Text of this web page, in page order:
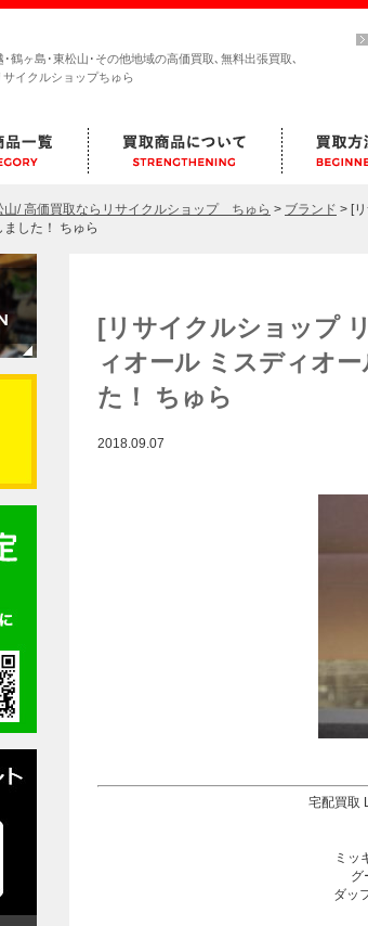
鶴ヶ島･東松山･その他地域の高価買取､無料出張買取､
イクルショップちゅら
山/ 高価買取ならリサイクルショップ ちゅら > ブランド > [
した！ ちゅら
[リサイクルショップ
ィオール ミスディオ
た！ ちゅら
2018.09.07
宅配買取
ミッ
グ
ダッ